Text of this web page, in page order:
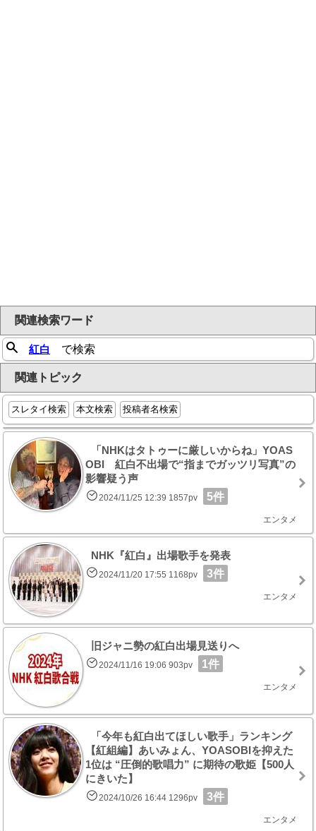
関連検索ワード
紅白 で検索
関連トピック
スレタイ検索 本文検索 投稿者名検索
「NHKはタトゥーに厳しいからね」YOAS
OBI 紅白不出場で“指までガッツリ写真”の
影響疑う声
2024/11/25 12:39 1857pv 5件
エンタメ
NHK『紅白』出場歌手を発表
2024/11/20 17:55 1168pv 3件
エンタメ
旧ジャニ勢の紅白出場見送りへ
2024/11/16 19:06 903pv 1件
エンタメ
「今年も紅白出てほしい歌手」ランキング
【紅組編】あいみょん、YOASOBIを抑えた
1位は “圧倒的歌唱力” に期待の歌姫【500人
にきいた】
2024/10/26 16:44 1296pv 3件
エンタメ